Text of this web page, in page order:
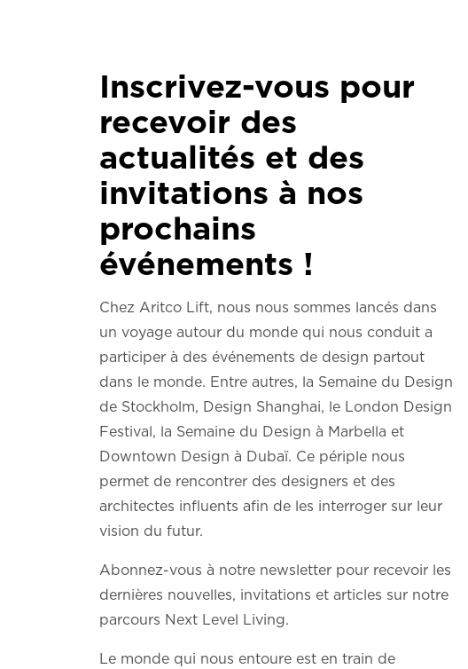
Inscrivez-vous pour
recevoir des
actualités et des
invitations à nos
prochains
événements !
Chez Aritco Lift, nous nous sommes lancés dans
un voyage autour du monde qui nous conduit a
participer à des événements de design partout
dans le monde. Entre autres, la Semaine du Design
de Stockholm, Design Shanghai, le London Design
Festival, la Semaine du Design à Marbella et
Downtown Design à Dubaï. Ce périple nous
permet de rencontrer des designers et des
architectes influents afin de les interroger sur leur
vision du futur.
Abonnez-vous à notre newsletter pour recevoir les
dernières nouvelles, invitations et articles sur notre
parcours Next Level Living.
Le monde qui nous entoure est en train de